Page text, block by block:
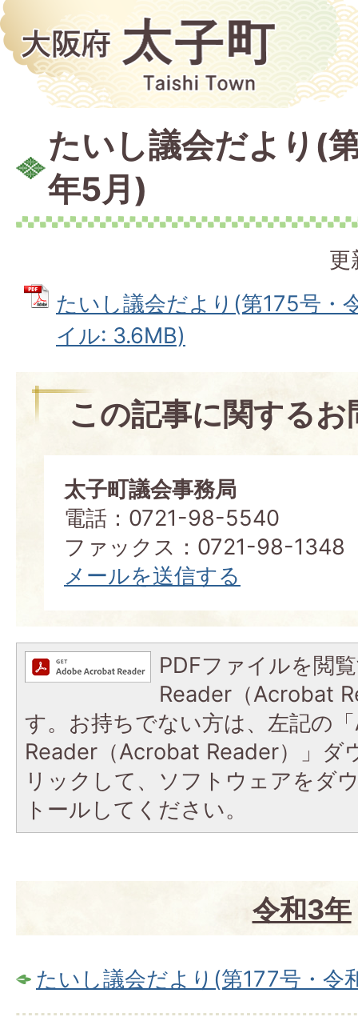
たいし議会だより(
年5月)
更
たいし議会だより(第175号・
イル: 3.6MB)
この記事に関する
太子町議会事務局
電話：0721-98-5540
ファックス：0721-98-1348
メールを送信する
PDFファイルを閲
Reader（Acrobat
す。お持ちでない方は、左記の
Reader（Acrobat Reader）」ダ
リックして、ソフトウェアをダ
トールしてください。
令和3年
たいし議会だより(第177号・令